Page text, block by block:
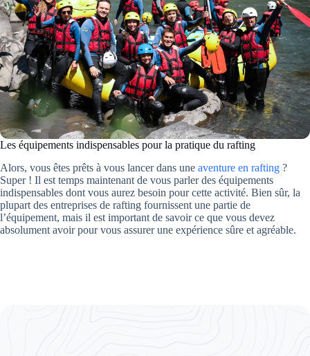
Les équipements indispensables pour la pratique du rafting
Alors, vous êtes prêts à vous lancer dans une aventure en rafting ?
Super ! Il est temps maintenant de vous parler des équipements
indispensables dont vous aurez besoin pour cette activité. Bien sûr, la
plupart des entreprises de rafting fournissent une partie de
l’équipement, mais il est important de savoir ce que vous devez
absolument avoir pour vous assurer une expérience sûre et agréable.